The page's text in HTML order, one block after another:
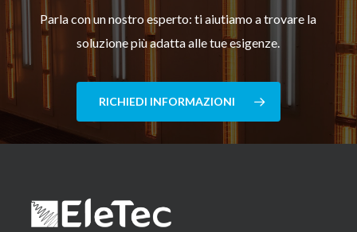
Parla con un nostro esperto: ti aiutiamo a trovare la
soluzione più adatta alle tue esigenze.
RICHIEDI INFORMAZIONI